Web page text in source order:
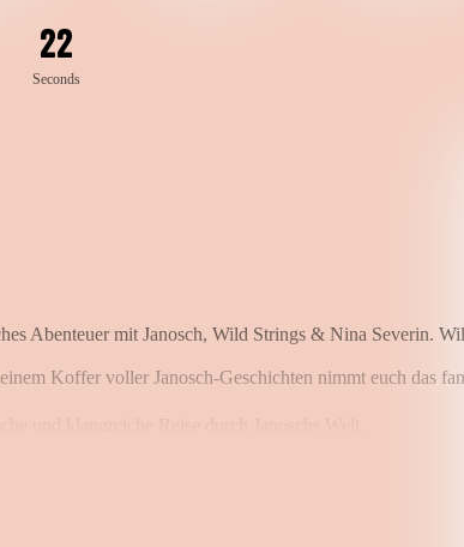
21
Seconds
Abenteuer mit Janosch, Wild Strings & Nina Severin.
Koffer voller Janosch-Geschichten nimmt euch das